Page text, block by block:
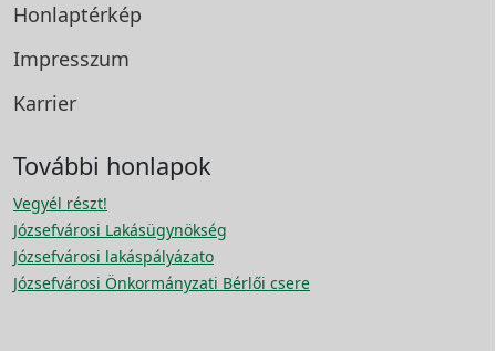
Honlaptérkép
Impresszum
Karrier
További honlapok
Vegyél részt!
Józsefvárosi Lakásügynökség
Józsefvárosi lakáspályázato
Józsefvárosi Önkormányzati Bérlői csere